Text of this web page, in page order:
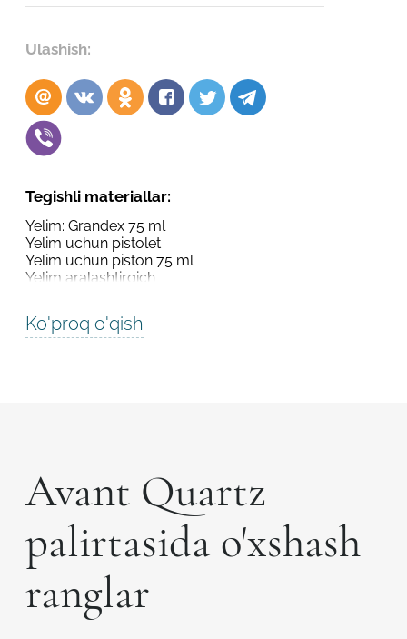
Ulashish:
Tegishli materiallar:
Yelim: Grandex 75 ml
Yelim uchun pistolet
Yelim uchun piston 75 ml
Yelim aralashtirgich
Ko'proq o'qish
Avant Quartz
palirtasida o'xshash
ranglar
Robot emasligingizni tasdiqlang